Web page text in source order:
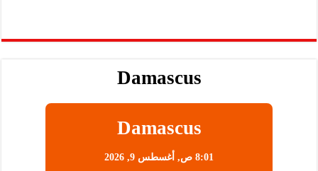
Damascus
Damascus
8:01 ص, أغسطس 9, 2026